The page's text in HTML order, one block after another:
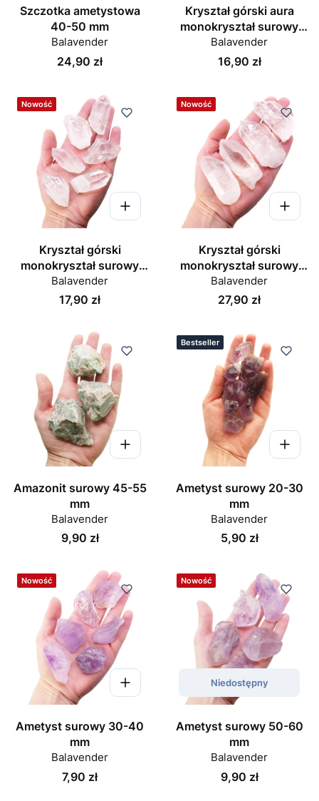
Szczotka ametystowa
40-50 mm
Balavender
Cena
24,90 zł
Kryształ górski aura
monokryształ surowy
szpic 50-60 mm
Balavender
Cena
16,90 zł
Nowość
Kryształ górski
monokryształ surowy
szpic 40-50 mm
Balavender
Cena
17,90 zł
Nowość
Kryształ górski
monokryształ surowy
szpic 60-70 mm
Balavender
Cena
27,90 zł
Amazonit surowy 45-55
mm
Balavender
Cena
9,90 zł
Bestseller
Ametyst surowy 20-30
mm
Balavender
Cena
5,90 zł
Nowość
Ametyst surowy 30-40
mm
Balavender
Cena
7,90 zł
Nowość
Niedostępny
Ametyst surowy 50-60
mm
Balavender
Cena
9,90 zł